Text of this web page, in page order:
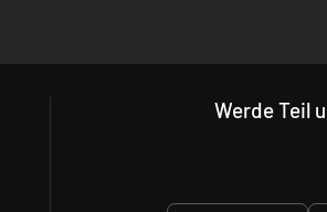
Werde Teil